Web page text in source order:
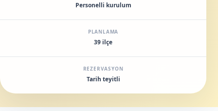
Personelli kurulum
PLANLAMA
39 ilçe
REZERVASYON
Tarih teyitli